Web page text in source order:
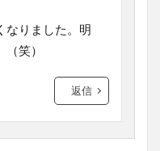
なりました。明
笑）
返信